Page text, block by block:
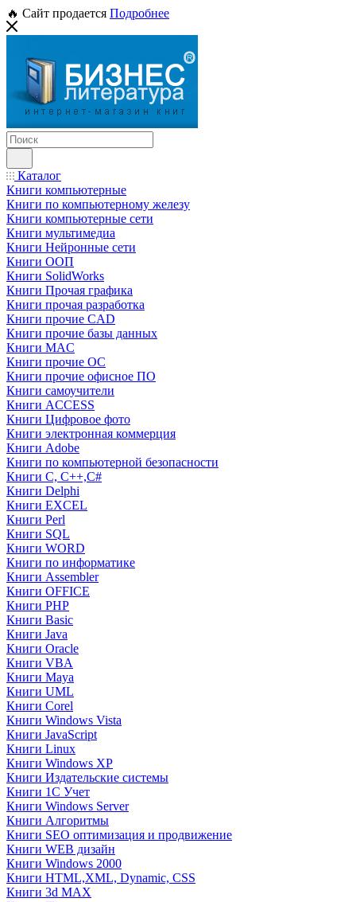
🔥 Сайт продается Подробнее
Каталог
Книги компьютерные
Книги по компьютерному железу
Книги компьютерные сети
Книги мультимедиа
Книги Нейронные сети
Книги ООП
Книги SolidWorks
Книги Прочая графика
Книги прочая разработка
Книги прочие CAD
Книги прочие базы данных
Книги MAC
Книги прочие ОС
Книги прочие офисное ПО
Книги самоучители
Книги ACCESS
Книги Цифровое фото
Книги электронная коммерция
Книги Adobe
Книги по компьютерной безопасности
Книги C, C++,С#
Книги Delphi
Книги EXCEL
Книги Perl
Книги SQL
Книги WORD
Книги по информатике
Книги Assembler
Книги OFFICE
Книги PHP
Книги Basic
Книги Java
Книги Oracle
Книги VBA
Книги Maya
Книги UML
Книги Corel
Книги Windows Vista
Книги JavaScript
Книги Linux
Книги Windows XP
Книги Издательские системы
Книги 1C Учет
Книги Windows Server
Книги Алгоритмы
Книги SEO оптимизация и продвижение
Книги WEB дизайн
Книги Windows 2000
Книги HTML,XML, Dynamic, CSS
Книги 3d MAX